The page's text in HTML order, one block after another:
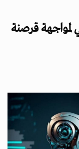
لمواجهة قرصنة